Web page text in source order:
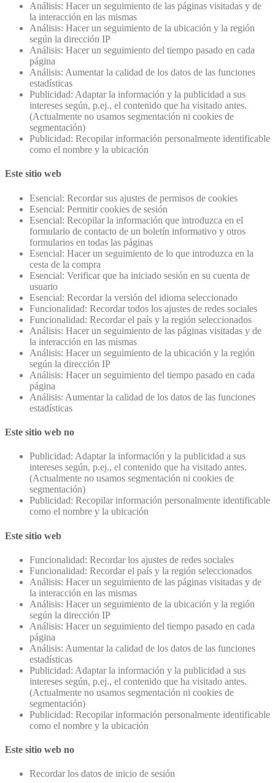
Análisis: Hacer un seguimiento de las páginas visitadas y de
la interacción en las mismas
Análisis: Hacer un seguimiento de la ubicación y la región
según la dirección IP
Análisis: Hacer un seguimiento del tiempo pasado en cada
página
Análisis: Aumentar la calidad de los datos de las funciones
estadísticas
Publicidad: Adaptar la información y la publicidad a sus
intereses según, p.ej., el contenido que ha visitado antes.
(Actualmente no usamos segmentación ni cookies de
segmentación)
Publicidad: Recopilar información personalmente identificable
como el nombre y la ubicación
Este sitio web
Esencial: Recordar sus ajustes de permisos de cookies
Esencial: Permitir cookies de sesión
Esencial: Recopilar la información que introduzca en el
formulario de contacto de un boletín informativo y otros
formularios en todas las páginas
Esencial: Hacer un seguimiento de lo que introduzca en la
cesta de la compra
Esencial: Verificar que ha iniciado sesión en su cuenta de
usuario
Esencial: Recordar la versión del idioma seleccionado
Funcionalidad: Recordar todos los ajustes de redes sociales
Funcionalidad: Recordar el país y la región seleccionados
Análisis: Hacer un seguimiento de las páginas visitadas y de
la interacción en las mismas
Análisis: Hacer un seguimiento de la ubicación y la región
según la dirección IP
Análisis: Hacer un seguimiento del tiempo pasado en cada
página
Análisis: Aumentar la calidad de los datos de las funciones
estadísticas
Este sitio web no
Publicidad: Adaptar la información y la publicidad a sus
intereses según, p.ej., el contenido que ha visitado antes.
(Actualmente no usamos segmentación ni cookies de
segmentación)
Publicidad: Recopilar información personalmente identificable
como el nombre y la ubicación
Este sitio web
Funcionalidad: Recordar los ajustes de redes sociales
Funcionalidad: Recordar el país y la región seleccionados
Análisis: Hacer un seguimiento de las páginas visitadas y de
la interacción en las mismas
Análisis: Hacer un seguimiento de la ubicación y la región
según la dirección IP
Análisis: Hacer un seguimiento del tiempo pasado en cada
página
Análisis: Aumentar la calidad de los datos de las funciones
estadísticas
Publicidad: Adaptar la información y la publicidad a sus
intereses según, p.ej., el contenido que ha visitado antes.
(Actualmente no usamos segmentación ni cookies de
segmentación)
Publicidad: Recopilar información personalmente identificable
como el nombre y la ubicación
Este sitio web no
Recordar los datos de inicio de sesión